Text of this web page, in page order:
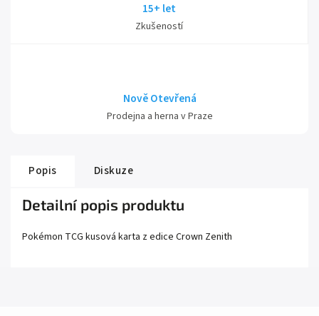
15+ let
Zkušeností
Nově Otevřená
Prodejna a herna v Praze
Popis Diskuze
Detailní popis produktu
Pokémon TCG kusová karta z edice Crown Zenith